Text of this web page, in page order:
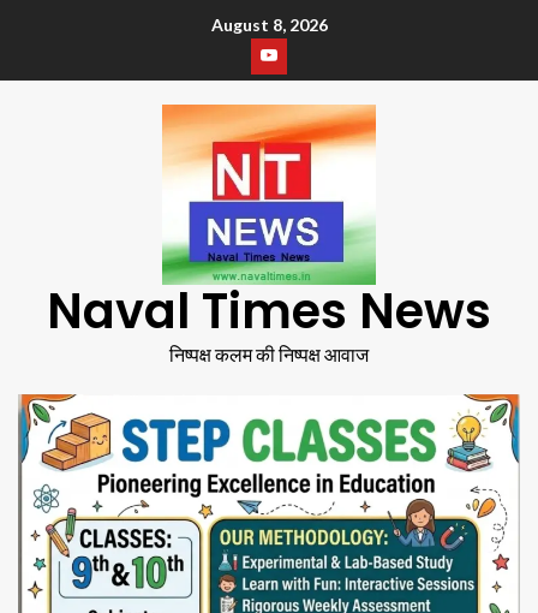
August 8, 2026
Naval Times News
निष्पक्ष कलम की निष्पक्ष आवाज